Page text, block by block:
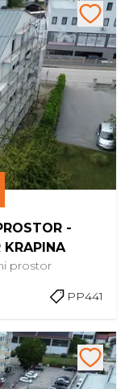
-
KRAPINA
prostor
PP441